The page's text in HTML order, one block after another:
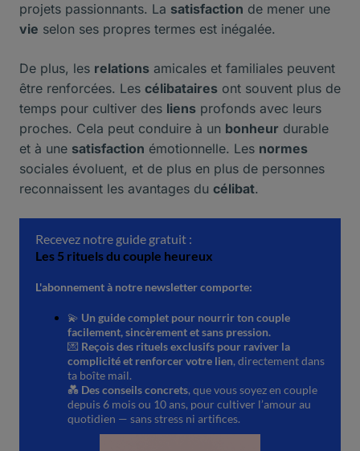
projets passionnants. La satisfaction de mener une
vie selon ses propres termes est inégalée.
De plus, les relations amicales et familiales peuvent
être renforcées. Les célibataires ont souvent plus de
temps pour cultiver des liens profonds avec leurs
proches. Cela peut conduire à un bonheur durable
et à une satisfaction émotionnelle. Les normes
sociales évoluent, et de plus en plus de personnes
reconnaissent les avantages du célibat.